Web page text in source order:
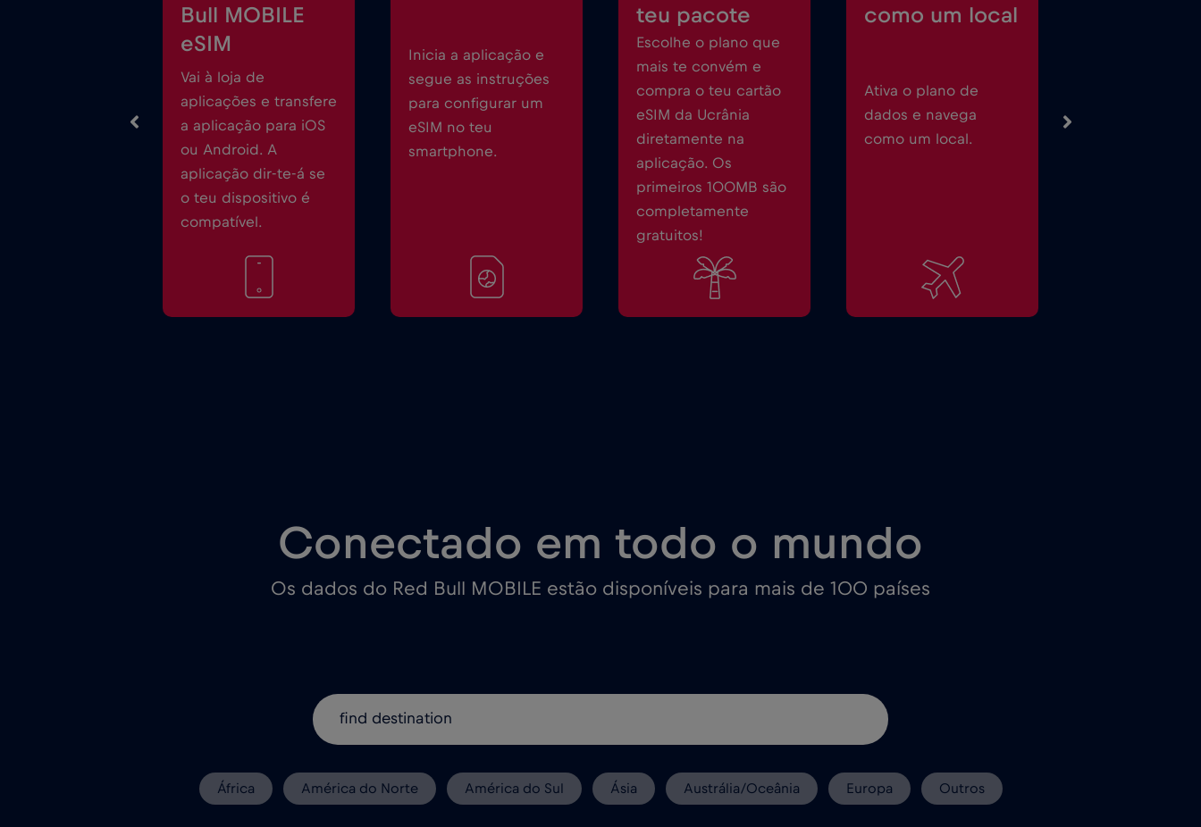
Bull MOBILE
eSIM
Vai à loja de
aplicações e transfere
a aplicação para iOS
ou Android. A
aplicação dir-te-á se
o teu dispositivo é
compatível.
Inicia a aplicação e
segue as instruções
para configurar um
eSIM no teu
smartphone.
teu pacote
Escolhe o plano que
mais te convém e
compra o teu cartão
eSIM da Ucrânia
diretamente na
aplicação. Os
primeiros 100MB são
completamente
gratuitos!
como um local
Ativa o plano de
dados e navega
como um local.
Conectado em todo o mundo
Os dados do Red Bull MOBILE estão disponíveis para mais de 100 países
África América do Norte América do Sul Ásia Austrália/Oceânia Europa Outros